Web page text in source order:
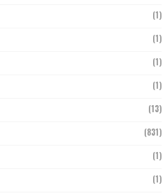
(1)
(1)
(1)
(1)
(13)
(831)
(1)
(1)